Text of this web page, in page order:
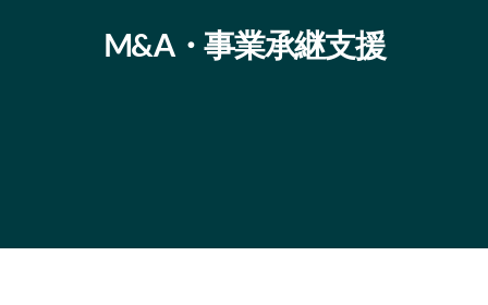
M&A・事業承継支援